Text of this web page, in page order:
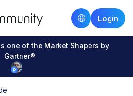
Login
one of the Market Shapers by
Gartner®